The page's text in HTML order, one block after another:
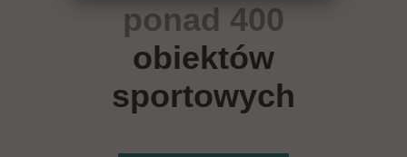
ponad 400
obiektów
sportowych